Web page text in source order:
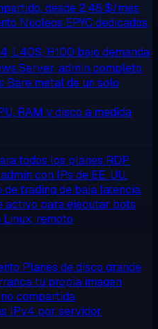
desde 2,48 $/mes
Núcleos EPYC dedicados,
L40S, H100 bajo demanda
Server, admin completo
Bare metal de un solo
RAM y disco a medida
todos los planes RDP
con IPs de EE. UU.
de trading de baja latencia
activo para ejecutar bots
remoto
Planes de disco grande
tu propia imagen
no compartida
IPv4 por servidor